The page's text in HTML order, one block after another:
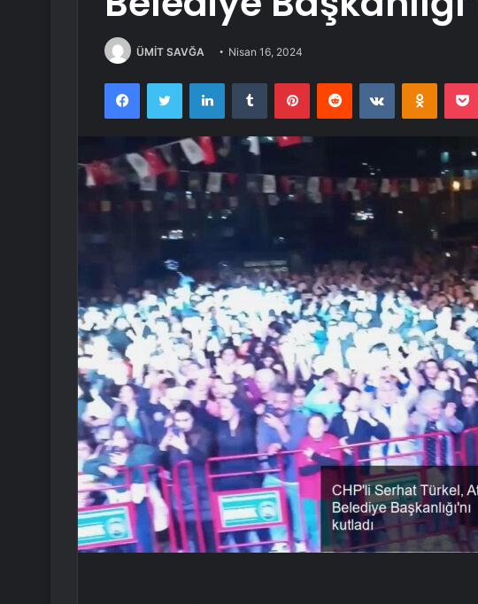
ÜMİT SAVĞA Nisan 16, 2024
FacebookTwitter LinkedInTumblr PinterestReddit VKontakte